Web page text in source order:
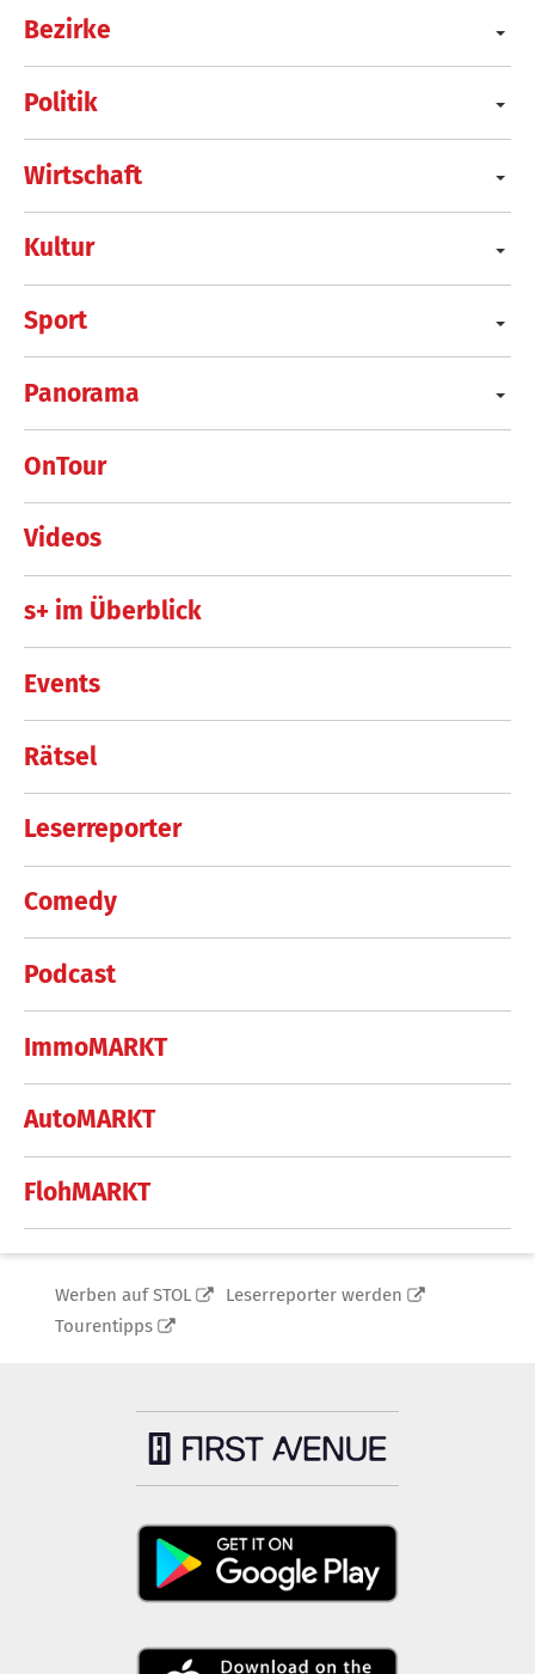
Bezirke
Politik
Wirtschaft
Kultur
Sport
Panorama
OnTour
Videos
s+ im Überblick
Events
Rätsel
Leserreporter
Comedy
Podcast
ImmoMARKT
AutoMARKT
FlohMARKT
Werben auf STOL
Leserreporter werden
Tourentipps